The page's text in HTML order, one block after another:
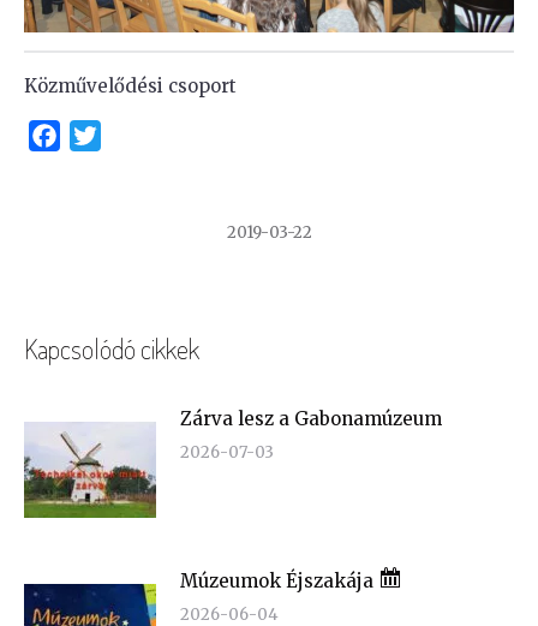
Közművelődési csoport
Facebook
2019-03-22
Kapcsolódó cikkek
Zárva lesz a Gabonamúzeum
2026-07-03
Múzeumok Éjszakája
2026-06-04